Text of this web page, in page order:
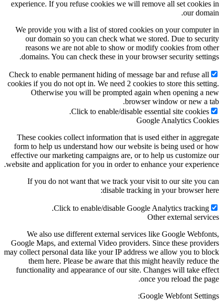
experience. If you refuse cookies we will remove all set cookies in
our domain.
We provide you with a list of stored cookies on your computer in
our domain so you can check what we stored. Due to security
reasons we are not able to show or modify cookies from other
domains. You can check these in your browser security settings.
Check to enable permanent hiding of message bar and refuse all
cookies if you do not opt in. We need 2 cookies to store this setting.
Otherwise you will be prompted again when opening a new
browser window or new a tab.
Click to enable/disable essential site cookies.
Google Analytics Cookies
These cookies collect information that is used either in aggregate
form to help us understand how our website is being used or how
effective our marketing campaigns are, or to help us customize our
website and application for you in order to enhance your experience.
If you do not want that we track your visit to our site you can
disable tracking in your browser here:
Click to enable/disable Google Analytics tracking.
Other external services
We also use different external services like Google Webfonts,
Google Maps, and external Video providers. Since these providers
may collect personal data like your IP address we allow you to block
them here. Please be aware that this might heavily reduce the
functionality and appearance of our site. Changes will take effect
once you reload the page.
Google Webfont Settings: